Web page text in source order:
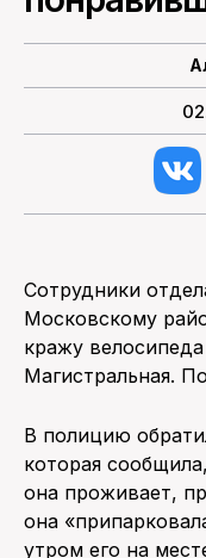
Сотрудники
Московскому
кражу
Магистральная.
В полицию
которая
она проживает,
она
утром его на